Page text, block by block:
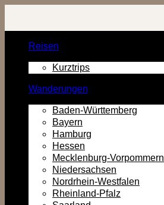
Inhalt
Reisen
Kurztrips
Wanderungen
Baden-Württemberg
Bayern
Hamburg
Hessen
Mecklenburg-Vorpommern
Niedersachsen
Nordrhein-Westfalen
Rheinland-Pfalz